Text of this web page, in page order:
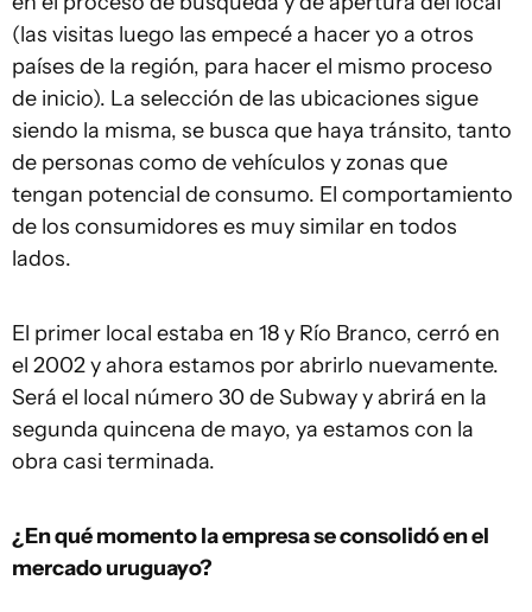
(las visitas luego las empecé a hacer yo a otros
países de la región, para hacer el mismo proceso
de inicio). La selección de las ubicaciones sigue
siendo la misma, se busca que haya tránsito, tanto
de personas como de vehículos y zonas que
tengan potencial de consumo. El comportamiento
de los consumidores es muy similar en todos
lados.
El primer local estaba en 18 y Río Branco, cerró en
el 2002 y ahora estamos por abrirlo nuevamente.
Será el local número 30 de Subway y abrirá en la
segunda quincena de mayo, ya estamos con la
obra casi terminada.
¿En qué momento la empresa se consolidó en el
mercado uruguayo?